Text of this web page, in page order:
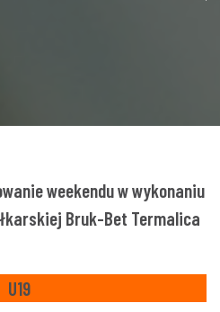
weekendu w wykonaniu
Bruk-Bet Termalica
U19